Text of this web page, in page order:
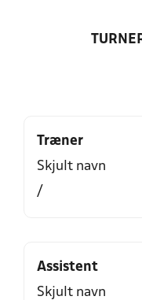
Træner
Skjult navn
/
Assistent
Skjult navn